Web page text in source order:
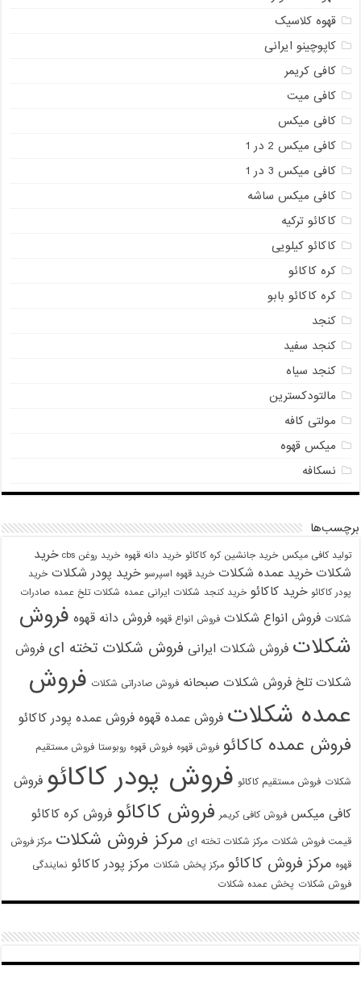
قهوه کلاسیک
کاپوچینو ایرانی
کافی کریمر
کافی میت
کافی میکس
کافی میکس 2 در 1
کافی میکس 3 در 1
کافی میکس ساشه
کاکائو ترکیه
کاکائو کیلویی
کره کاکائو
کره کاکائو بابو
کنجد
کنجد سفید
کنجد سیاه
مالتودکسترین
مولتی کافه
میکس قهوه
نسکافه
برچسب‌ها
تولید کافی میکس خرید جانشین کره کاکائو خرید دانه قهوه خرید روغن cbs
خرید
شکلات خرید عمده شکلات خرید قهوه اسپرسو خرید پودر شکلات خرید
پودر کاکائو خرید کاکائو خرید کنجد شکلات ایرانی عمده شکلات تلخ عمده صادرات
شکلات فروش انواع شکلات فروش انواع قهوه فروش دانه قهوه فروش
شکلات فروش شکلات ایرانی فروش شکلات تخته ای فروش
شکلات تلخ فروش شکلات صبحانه فروش صادراتی شکلات فروش
عمده شکلات فروش عمده قهوه فروش عمده پودر کاکائو
فروش عمده کاکائو فروش قهوه فروش قهوه روبوستا فروش مستقیم
شکلات فروش مستقیم کاکائو فروش پودر کاکائو فروش
کافی میکس فروش کافی کریمر فروش کاکائو فروش کره کاکائو
قیمت فروش شکلات مرکز شکلات تخته ای مرکز فروش شکلات مرکز فروش
قهوه مرکز فروش کاکائو مرکز پخش شکلات مرکز پودر کاکائو نمایندگی
فروش شکلات پخش عمده شکلات